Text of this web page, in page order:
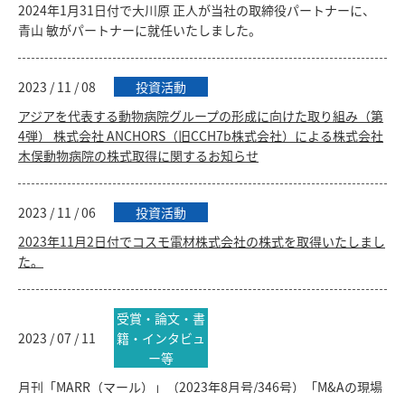
2024年1月31日付で大川原 正人が当社の取締役パートナーに、
青山 敏がパートナーに就任いたしました。
2023 / 11 / 08
投資活動
アジアを代表する動物病院グループの形成に向けた取り組み（第
4弾） 株式会社 ANCHORS（旧CCH7b株式会社）による株式会社
木俣動物病院の株式取得に関するお知らせ
2023 / 11 / 06
投資活動
2023年11月2日付でコスモ電材株式会社の株式を取得いたしまし
た。
2023 / 07 / 11
受賞・論文・書
籍・インタビュ
ー等
月刊「MARR（マール）」（2023年8月号/346号）「M&Aの現場